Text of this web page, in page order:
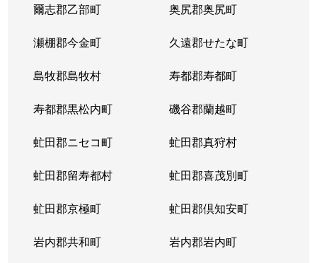
爾志郡乙部町 奥尻郡奥尻町
瀬棚郡今金町 久遠郡せたな町
島牧郡島牧村 寿都郡寿都町
寿都郡黒松内町 磯谷郡蘭越町
虻田郡ニセコ町 虻田郡真狩村
虻田郡留寿都村 虻田郡喜茂別町
虻田郡京極町 虻田郡倶知安町
岩内郡共和町 岩内郡岩内町